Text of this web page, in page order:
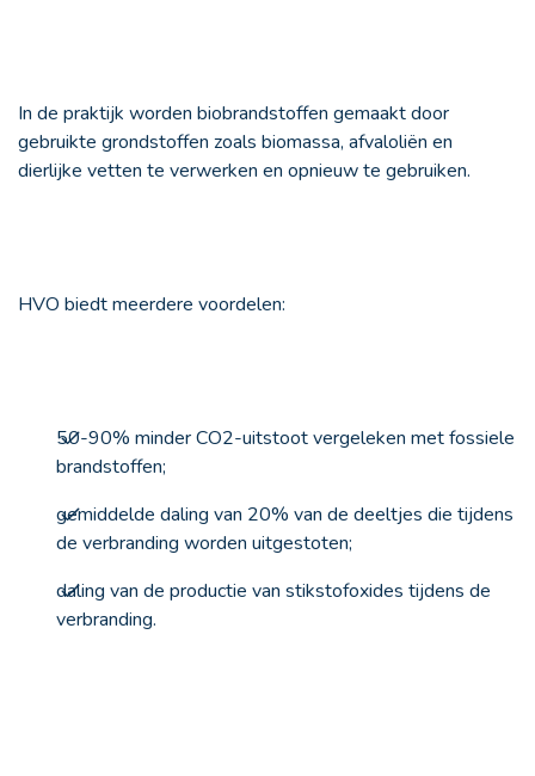
In de praktijk worden biobrandstoffen gemaakt door
gebruikte grondstoffen zoals biomassa, afvaloliën en
dierlijke vetten te verwerken en opnieuw te gebruiken.
HVO biedt meerdere voordelen:
50-90% minder CO2-uitstoot vergeleken met fossiele
brandstoffen;
gemiddelde daling van 20% van de deeltjes die tijdens
de verbranding worden uitgestoten;
daling van de productie van stikstofoxides tijdens de
verbranding.